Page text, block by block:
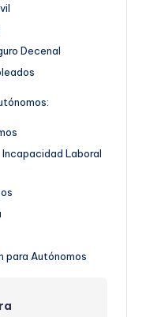
Decenal
Laboral
para Autónomos